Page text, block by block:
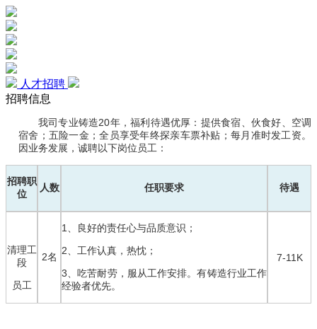
人才招聘
招聘信息
我司专业铸造20年，福利待遇优厚： 提供食宿、伙食好、空调
宿舍； 五险一金；全员享受年终探亲车票补贴；每月准时发工资。
因业务发展，诚聘以下岗位员工：
招聘职
位
人数 任职要求 待遇
清理工
段
员工
2名
1、良好的责任心与品质意识；
2、工作认真，热忱；
3、吃苦耐劳，服从工作安排。有铸造行业工作
经验者优先。
7-11K